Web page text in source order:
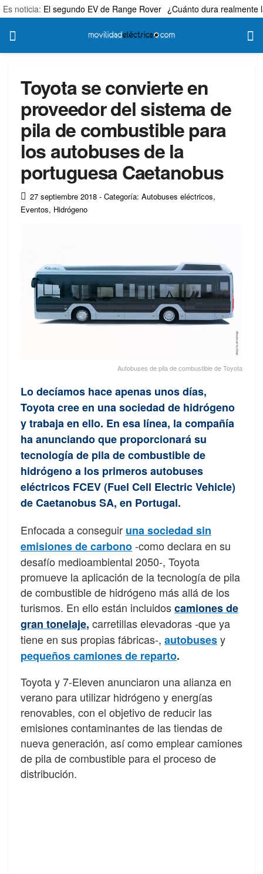
Es noticia: El segundo EV de Range Rover ¿Cuánto dura realmente
Toyota se convierte en
proveedor del sistema de
pila de combustible para
los autobuses de la
portuguesa Caetanobus
27 septiembre 2018 - Categoría: Autobuses eléctricos,
Eventos, Hidrógeno
Autobuses de pila de combustible de Toyota
Lo decíamos hace apenas unos días,
Toyota cree en una sociedad de hidrógeno
y trabaja en ello. En esa línea, la compañía
ha anunciando que proporcionará su
tecnología de pila de combustible de
hidrógeno a los primeros autobuses
eléctricos FCEV (Fuel Cell Electric Vehicle)
de Caetanobus SA, en Portugal.
Enfocada a conseguir una sociedad sin
emisiones de carbono-como declara en su
desafío medioambiental 2050-, Toyota
promueve la aplicación de la tecnología de pila
de combustible de hidrógeno más allá de los
turismos. En ello están incluidoscamiones de
gran tonelaje, carretillas elevadoras -que ya
tiene en sus propias fábricas-, autobusesy
pequeños camiones de reparto.
Toyota y 7-Eleven anunciaron una alianza en
verano para utilizar hidrógeno y energías
renovables, con el objetivo de reducir las
emisiones contaminantes de las tiendas de
nueva generación, así como emplear camiones
de pila de combustible para el proceso de
distribución.